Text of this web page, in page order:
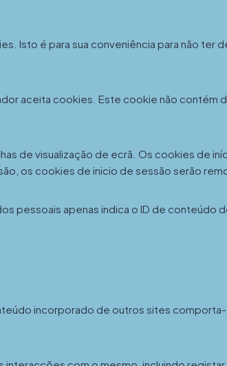
Isto é para sua conveniência para não ter
aceita cookies. Este cookie não contém
de visualização de ecrã. Os cookies de
os cookies de inicio de sessão serão
pessoais apenas indica o ID de conteúdo
incorporado de outros sites